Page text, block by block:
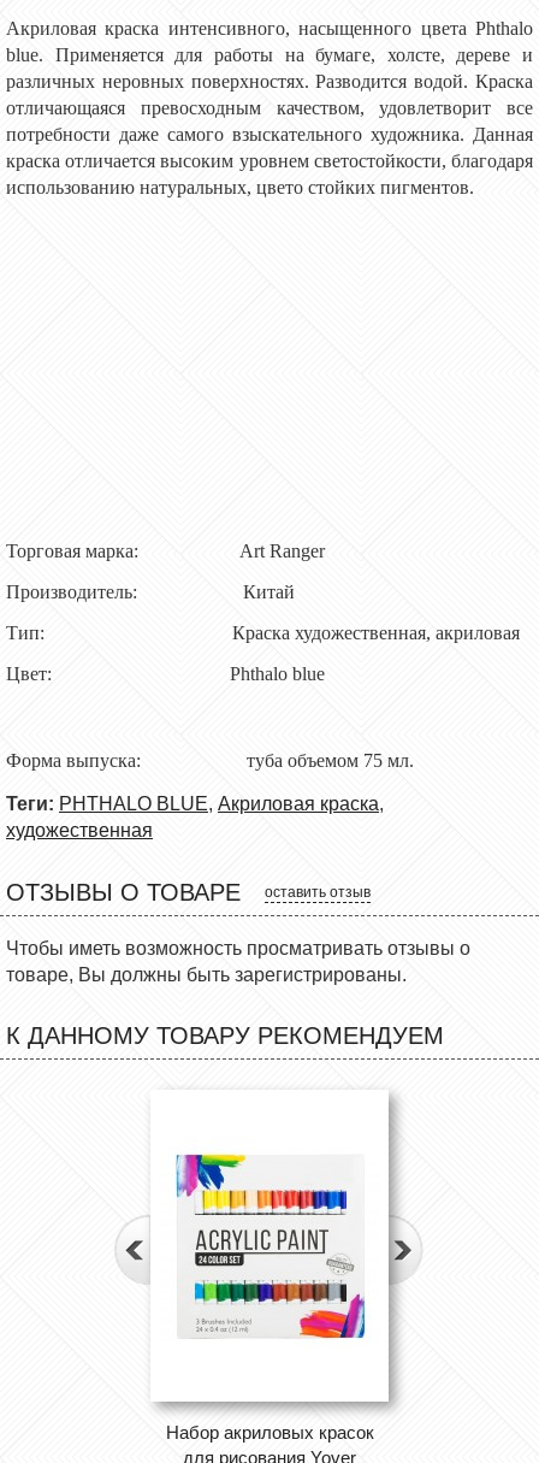
Акриловая краска интенсивного, насыщенного цвета Phthalo
blue. Применяется для работы на бумаге, холсте, дереве и
различных неровных поверхностях. Разводится водой. Краска
отличающаяся превосходным качеством, удовлетворит все
потребности даже самого взыскательного художника. Данная
краска отличается высоким уровнем светостойкости, благодаря
использованию натуральных, цвето стойких пигментов.
Торговая марка: Art Ranger
Производитель: Китай
Тип: Краска художественная, акриловая
Цвет: Phthalo blue
Форма выпуска: туба объемом 75 мл.
Теги: PHTHALO BLUE, Акриловая краска,
художественная
ОТЗЫВЫ О ТОВАРЕ оставить отзыв
Чтобы иметь возможность просматривать отзывы о
товаре, Вы должны быть зарегистрированы.
К ДАННОМУ ТОВАРУ РЕКОМЕНДУЕМ
Набор акриловых красок
для рисования Yover